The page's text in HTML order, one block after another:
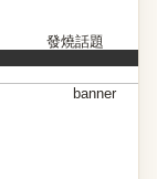
發燒話題